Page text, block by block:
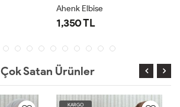
Ahenk Elbise
1,350 TL
Çok Satan Ürünler
KARGO